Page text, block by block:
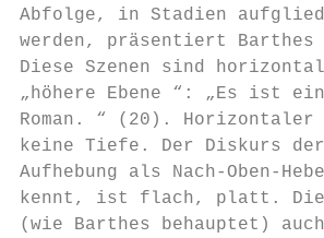
Abfolge, in Stadien
werden, präsentiert Barthes
Diese Szenen sind
„höhere Ebene “: „Es ist
Roman. “ (20). Horizontaler
keine Tiefe. Der Diskurs
Aufhebung als Nach-Oben-
kennt, ist flach, platt. Die
(wie Barthes behauptet)